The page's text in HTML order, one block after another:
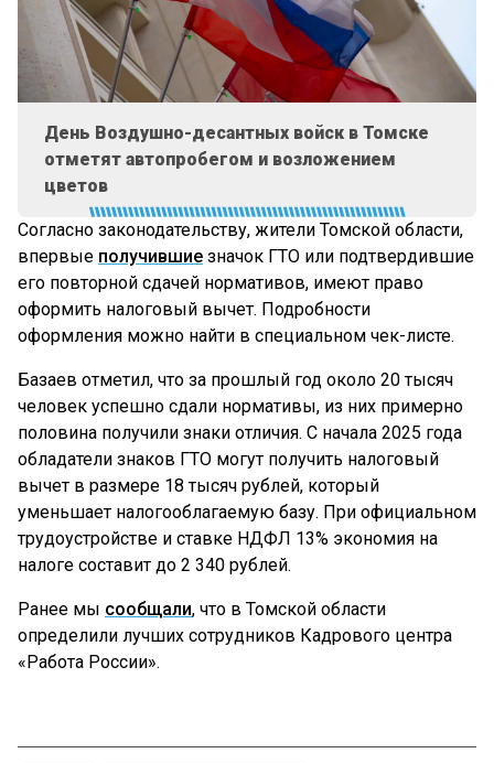
День Воздушно-десантных войск в Томске
отметят автопробегом и возложением
цветов
Согласно законодательству, жители Томской области,
впервые получившие значок ГТО или подтвердившие
его повторной сдачей нормативов, имеют право
оформить налоговый вычет. Подробности
оформления можно найти в специальном чек-листе.
Базаев отметил, что за прошлый год около 20 тысяч
человек успешно сдали нормативы, из них примерно
половина получили знаки отличия. С начала 2025 года
обладатели знаков ГТО могут получить налоговый
вычет в размере 18 тысяч рублей, который
уменьшает налогооблагаемую базу. При официальном
трудоустройстве и ставке НДФЛ 13% экономия на
налоге составит до 2 340 рублей.
Ранее мы сообщали, что в Томской области
определили лучших сотрудников Кадрового центра
«Работа России».